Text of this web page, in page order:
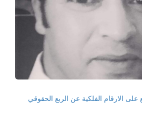
الارقام الفلكية عن الربع الحقوقي